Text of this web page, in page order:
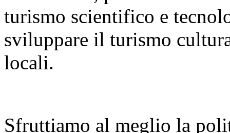
turismo scientifico e
sviluppare il turismo
locali.
Sfruttiamo al meglio la